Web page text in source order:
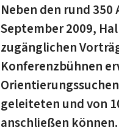
Neben den rund 350
September 2009,
zugänglichen
Konferenzbühnen
geleiteten und von
anschließen können.